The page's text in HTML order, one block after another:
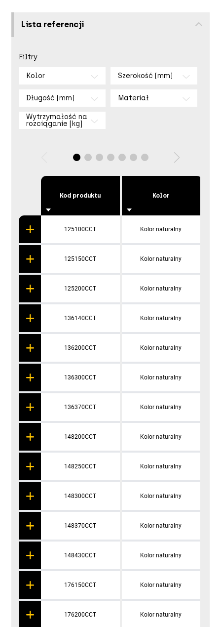
Lista referencji
Filtry
Kolor Szerokość (mm)
Długość (mm) Materiał
Wytrzymałość na
rozciąganie [kg]
Kod produktu
125100CCT
125150CCT
125200CCT
136140CCT
136200CCT
136300CCT
136370CCT
148200CCT
148250CCT
148300CCT
148370CCT
148430CCT
176150CCT
176200CCT
Kolor
Kolor naturalny
Kolor naturalny
Kolor naturalny
Kolor naturalny
Kolor naturalny
Kolor naturalny
Kolor naturalny
Kolor naturalny
Kolor naturalny
Kolor naturalny
Kolor naturalny
Kolor naturalny
Kolor naturalny
Kolor naturalny